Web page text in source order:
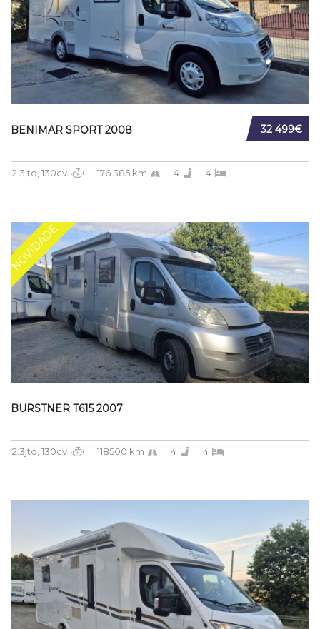
32 499€
BENIMAR SPORT 2008
2.3jtd, 130cv 176 385 km 4 4
NOVIDADE
BURSTNER T615 2007
2.3jtd, 130cv 118500 km 4 4